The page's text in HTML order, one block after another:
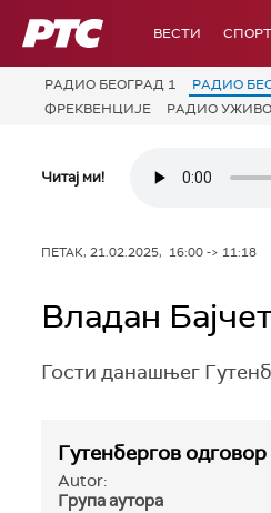
РТС ВЕСТИ СПОРТ
РАДИО БЕОГРАД 1 РАДИО
ФРЕКВЕНЦИЈЕ
РАДИО УЖИВО
Читај ми!
ПЕТАК, 21.02.2025, 16:00 -> 11:18
Владан
Гости данашњег
Гутенбергов одговор
Autor:
Група аутора